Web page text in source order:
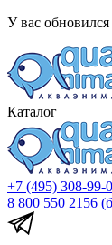
У вас
Каталог
+7 (495) 308-99-
8 800 550 2156